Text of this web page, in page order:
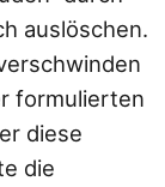
auslöschen.
formulierten
diese
die